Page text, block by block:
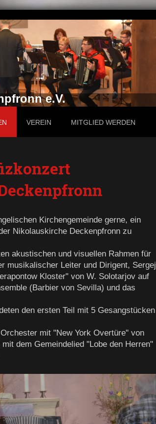
e.V.
VEREIN MITGLIED WERDEN
Kirchengemeinde gerne, ein
Nikolauskirche Deckenpfronn zu
akustischen und visuellen Rahmen für
musikalischer Leiter und Dirigent, Sergej
Kloster" von W. Solotarjov auf
(Barbier von Sevilla) und das
den ersten Teil mit 5 Gesangstücken
mit "New York Overtüre" von
dem Gemeindelied "Lobe den Herren"